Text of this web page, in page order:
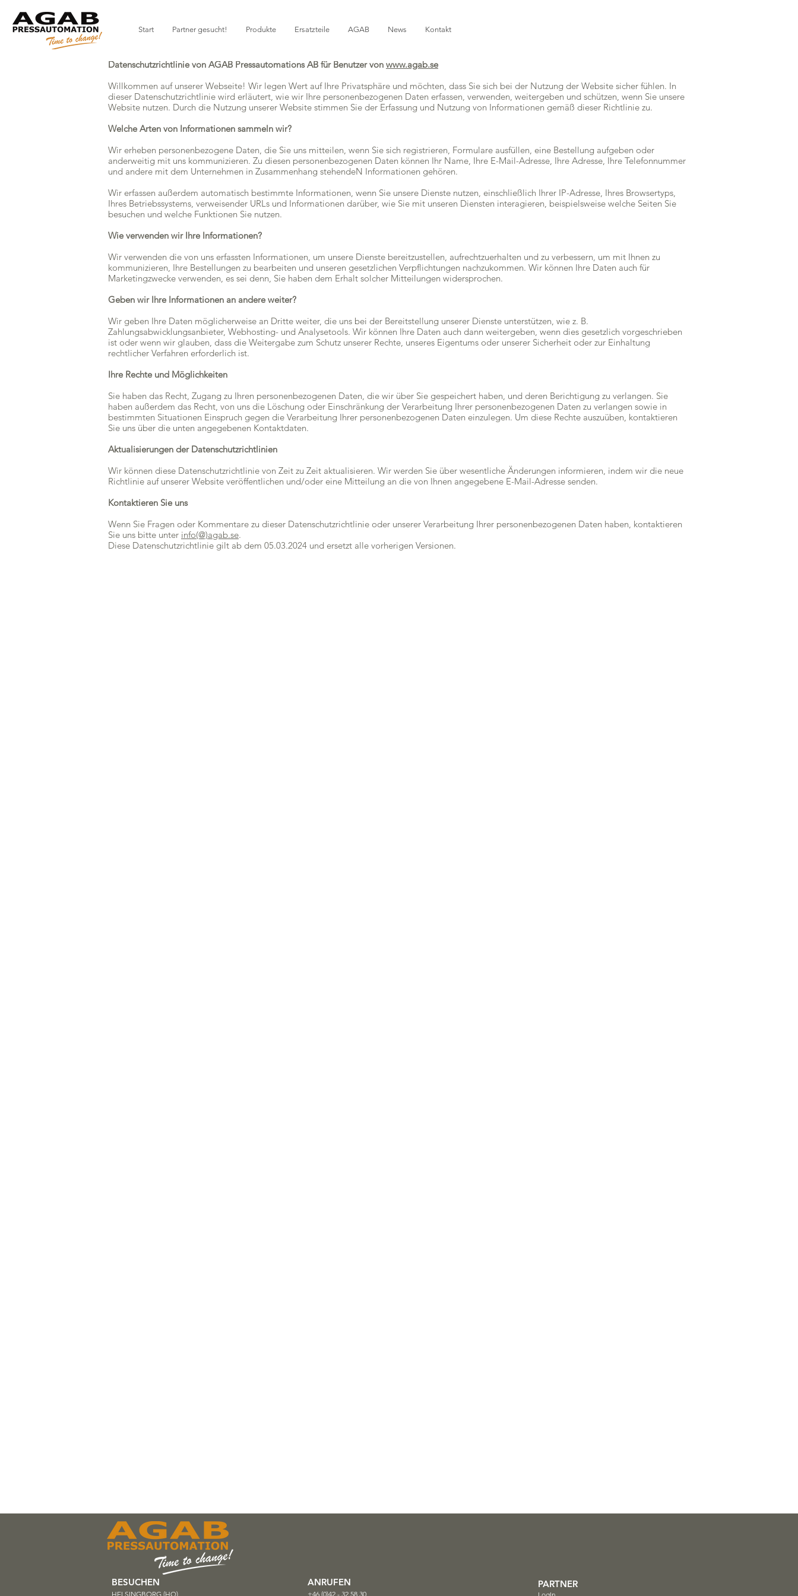
Start Partner gesucht! Produkte Ersatzteile AGAB News Kontakt
Datenschutzrichtlinie von AGAB Pressautomations AB für Benutzer von www.agab.se
Willkommen auf unserer Webseite! Wir legen Wert auf Ihre Privatsphäre und möchten, dass Sie sich bei der Nutzung der Website sicher fühlen. In
dieser Datenschutzrichtlinie wird erläutert, wie wir Ihre personenbezogenen Daten erfassen, verwenden, weitergeben und schützen, wenn Sie unsere
Website nutzen. Durch die Nutzung unserer Website stimmen Sie der Erfassung und Nutzung von Informationen gemäß dieser Richtlinie zu.
Welche Arten von Informationen sammeln wir?
Wir erheben personenbezogene Daten, die Sie uns mitteilen, wenn Sie sich registrieren, Formulare ausfüllen, eine Bestellung aufgeben oder
anderweitig mit uns kommunizieren. Zu diesen personenbezogenen Daten können Ihr Name, Ihre E-Mail-Adresse, Ihre Adresse, Ihre Telefonnummer
und andere mit dem Unternehmen in Zusammenhang stehendeN Informationen gehören.
Wir erfassen außerdem automatisch bestimmte Informationen, wenn Sie unsere Dienste nutzen, einschließlich Ihrer IP-Adresse, Ihres Browsertyps,
Ihres Betriebssystems, verweisender URLs und Informationen darüber, wie Sie mit unseren Diensten interagieren, beispielsweise welche Seiten Sie
besuchen und welche Funktionen Sie nutzen.
Wie verwenden wir Ihre Informationen?
Wir verwenden die von uns erfassten Informationen, um unsere Dienste bereitzustellen, aufrechtzuerhalten und zu verbessern, um mit Ihnen zu
kommunizieren, Ihre Bestellungen zu bearbeiten und unseren gesetzlichen Verpflichtungen nachzukommen. Wir können Ihre Daten auch für
Marketingzwecke verwenden, es sei denn, Sie haben dem Erhalt solcher Mitteilungen widersprochen.
Geben wir Ihre Informationen an andere weiter?
Wir geben Ihre Daten möglicherweise an Dritte weiter, die uns bei der Bereitstellung unserer Dienste unterstützen, wie z. B.
Zahlungsabwicklungsanbieter, Webhosting- und Analysetools. Wir können Ihre Daten auch dann weitergeben, wenn dies gesetzlich vorgeschrieben
ist oder wenn wir glauben, dass die Weitergabe zum Schutz unserer Rechte, unseres Eigentums oder unserer Sicherheit oder zur Einhaltung
rechtlicher Verfahren erforderlich ist.
Ihre Rechte und Möglichkeiten
Sie haben das Recht, Zugang zu Ihren personenbezogenen Daten, die wir über Sie gespeichert haben, und deren Berichtigung zu verlangen. Sie
haben außerdem das Recht, von uns die Löschung oder Einschränkung der Verarbeitung Ihrer personenbezogenen Daten zu verlangen sowie in
bestimmten Situationen Einspruch gegen die Verarbeitung Ihrer personenbezogenen Daten einzulegen. Um diese Rechte auszuüben, kontaktieren
Sie uns über die unten angegebenen Kontaktdaten.
Aktualisierungen der Datenschutzrichtlinien
Wir können diese Datenschutzrichtlinie von Zeit zu Zeit aktualisieren. Wir werden Sie über wesentliche Änderungen informieren, indem wir die neue
Richtlinie auf unserer Website veröffentlichen und/oder eine Mitteilung an die von Ihnen angegebene E-Mail-Adresse senden.
Kontaktieren Sie uns
Wenn Sie Fragen oder Kommentare zu dieser Datenschutzrichtlinie oder unserer Verarbeitung Ihrer personenbezogenen Daten haben, kontaktieren
Sie uns bitte unter info(@)agab.se.
Diese Datenschutzrichtlinie gilt ab dem 05.03.2024 und ersetzt alle vorherigen Versionen.
BESUCHEN
HELSINGBORG (HQ)
ANRUFEN
+46 (0)42 - 32 58 30
PARTNER